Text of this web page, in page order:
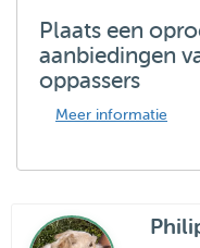
Plaats een
aanbiedingen
oppassers
Meer informatie